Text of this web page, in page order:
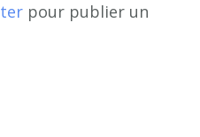
pour publier un